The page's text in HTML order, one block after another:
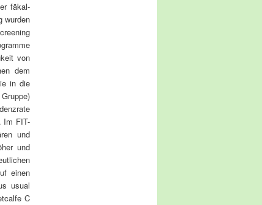
fäkal-
wurden
von
dem
in die
Im FIT-
und
und
einen
usual
C